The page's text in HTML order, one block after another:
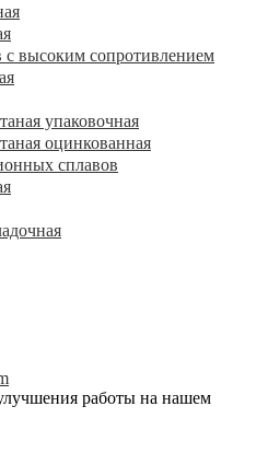
с высоким сопротивлением
упаковочная
оцинкованная
сплавов
работы на нашем